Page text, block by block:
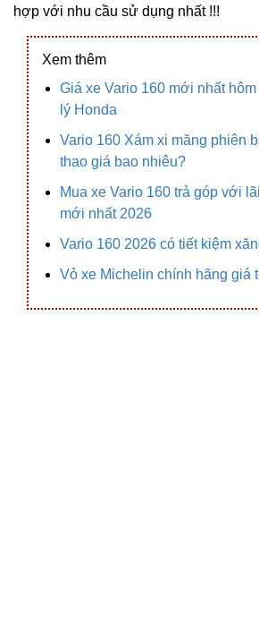
hợp với nhu cầu sử dụng nhất !!!
Xem thêm
Giá xe Vario 160 mới nhất
lý Honda
Vario 160 Xám xi măng phiên
thao giá bao nhiêu?
Mua xe Vario 160 trả góp với
mới nhất 2026
Vario 160 2026 có tiết kiệm
Vỏ xe Michelin chính hãng giá